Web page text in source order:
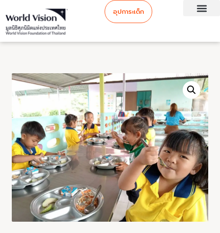
อุปการะเด็ก